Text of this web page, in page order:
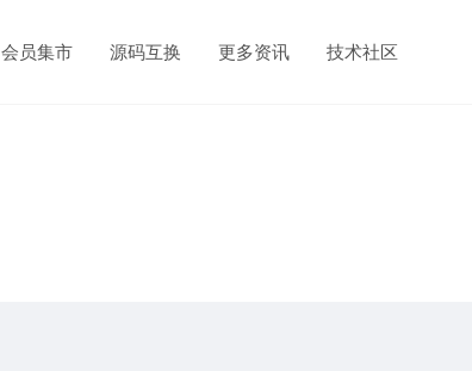
会员集市 源码互换 更多资讯 技术社区